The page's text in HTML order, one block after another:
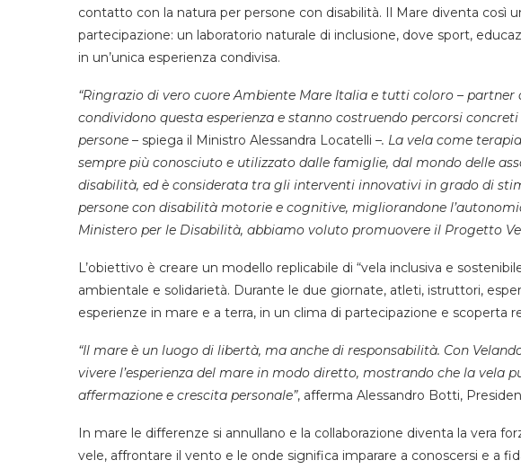
contatto con la natura per persone con disabilità. Il Mare diventa così
partecipazione: un laboratorio naturale di inclusione, dove sport,
in un’unica esperienza condivisa.
“Ringrazio di vero cuore Ambiente Mare Italia e tutti coloro –
condividono questa esperienza e stanno costruendo percorsi
persone – spiega il Ministro Alessandra Locatelli –. La vela come
sempre più conosciuto e utilizzato dalle famiglie, dal mondo delle
disabilità, ed è considerata tra gli interventi innovativi in grado di
persone con disabilità motorie e cognitive, migliorandone
Ministero per le Disabilità, abbiamo voluto promuovere il Progetto
L’obiettivo è creare un modello replicabile di “vela inclusiva e
ambientale e solidarietà. Durante le due giornate, atleti, istruttori,
esperienze in mare e a terra, in un clima di partecipazione e scoperta
“Il mare è un luogo di libertà, ma anche di responsabilità. Con
vivere l’esperienza del mare in modo diretto, mostrando che la vela
affermazione e crescita personale”, afferma Alessandro Botti,
In mare le differenze si annullano e la collaborazione diventa la vera
vele, affrontare il vento e le onde significa imparare a conoscersi e a